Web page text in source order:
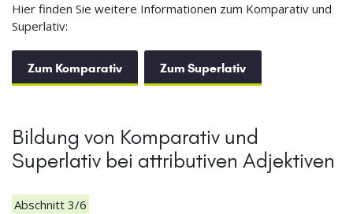
Hier finden Sie weitere Informationen zum Komparativ und
Superlativ:
Zum Komparativ Zum Superlativ
Bildung von Komparativ und
Superlativ bei attributiven Adjektiven
Abschnitt 3/6